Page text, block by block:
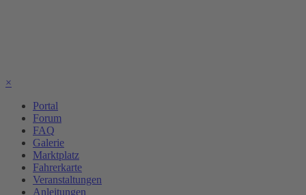
×
Portal
Forum
FAQ
Galerie
Marktplatz
Fahrerkarte
Veranstaltungen
Anleitungen